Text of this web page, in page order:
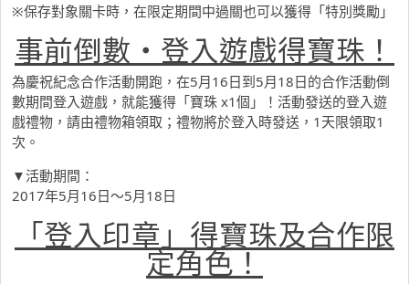
※保存對象關卡時，在限定期間中過關也可以獲得「特別獎勵」
事前倒數・登入遊戲得寶珠！
為慶祝紀念合作活動開跑，在5月16日到5月18日的合作活動倒
數期間登入遊戲，就能獲得「寶珠 x1個」！活動發送的登入遊
戲禮物，請由禮物箱領取；禮物將於登入時發送，1天限領取1
次。
▼活動期間：
2017年5月16日～5月18日
「登入印章」得寶珠及合作限
定角色！